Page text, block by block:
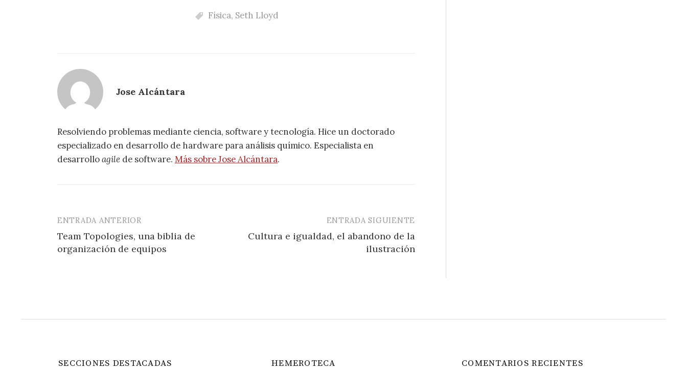
Física, Seth Lloyd
Jose Alcántara
Resolviendo problemas mediante ciencia, software y tecnología. Hice un doctorado
especializado en desarrollo de hardware para análisis químico. Especialista en
desarrolloagile de software. Más sobre Jose Alcántara.
Navegación
de
ENTRADA ANTERIOR
Team Topologies, una biblia de
organización de equipos
ENTRADA SIGUIENTE
Cultura e igualdad, el abandono de la
ilustración
SECCIONES DESTACADAS HEMEROTECA COMENTARIOS RECIENTES